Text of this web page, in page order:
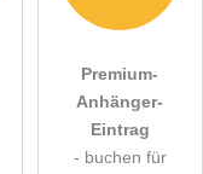
Premium-
Anhänger-
Eintrag
- buchen für